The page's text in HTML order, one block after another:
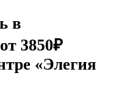
в
3850₽
«Элегия